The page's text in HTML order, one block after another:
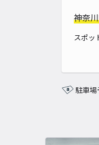
神奈
スポッ
駐車